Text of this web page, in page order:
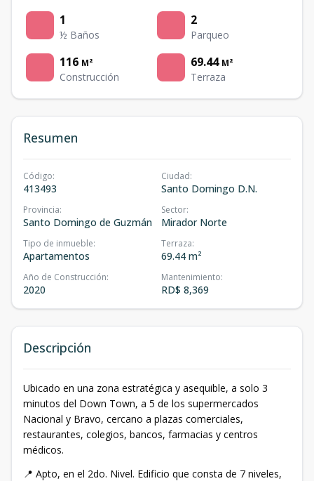
1
½ Baños
2
Parqueo
116 M²
Construcción
69.44 M²
Terraza
Resumen
Código:
413493
Ciudad:
Santo Domingo D.N.
Provincia:
Santo Domingo de Guzmán
Sector:
Mirador Norte
Tipo de inmueble:
Apartamentos
Terraza:
69.44 m²
Año de Construcción:
2020
Mantenimiento:
RD$ 8,369
Descripción
Ubicado en una zona estratégica y asequible, a solo 3
minutos del Down Town, a 5 de los supermercados
Nacional y Bravo, cercano a plazas comerciales,
restaurantes, colegios, bancos, farmacias y centros
médicos.
📍 Apto, en el 2do. Nivel. Edificio que consta de 7 niveles,